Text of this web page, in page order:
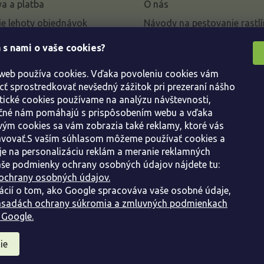
nami o vaše cookies?
používa cookies. Vďaka povoleniu cookies vám
sprostredkovať nevšedný zážitok pri prezeraní nášho
cookies používame na analýzu návštevnosti,
nám pomáhajú s prispôsobením webu a vďaka
cookies sa vám zobrazia také reklamy, ktoré vás
vaším súhlasom môžeme používať cookies a
na personalizáciu reklám a meranie reklamných
podmienky ochrany osobných údajov nájdete tu:
osobných údajov.
o tom, ako Google spracováva vaše osobné údaje,
ochrany súkromia a zmluvných podmienkach
a platba
lehoty objednávok
k parametrom a
rastlín
od kúpnej zmluvy
o ochrane osobných
podmienky
O nás
Návody na pestovanie
vyhradené.